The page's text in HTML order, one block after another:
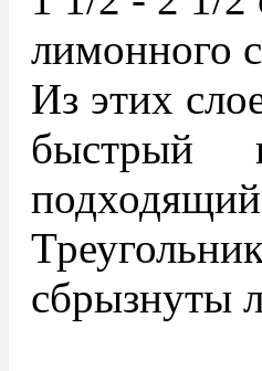
лимонного
Из этих
быстрый
сбрызнуты